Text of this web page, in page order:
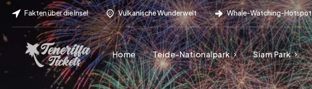
Fakten über die Insel Vulkanische Wunderwelt Whale-Watching-Hotspot
Home Teide-Nationalpark Siam Park